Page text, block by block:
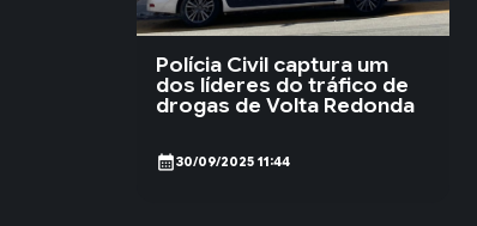
Polícia Civil captura um
dos líderes do tráfico de
drogas de Volta Redonda
calendar_month30/09/2025 11:44